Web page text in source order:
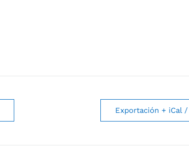
Exportación + iCal